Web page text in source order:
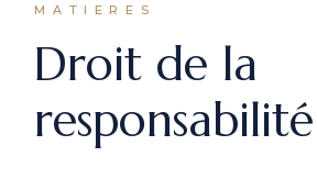
MATIERES
Droit de la